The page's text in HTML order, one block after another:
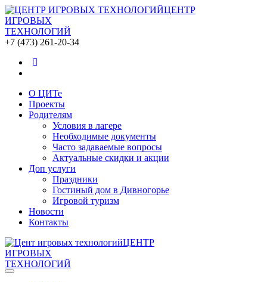
ЦЕНТР
ИГРОВЫХ
ТЕХНОЛОГИЙ
+7 (473) 261-20-34
О ЦИТе
Проекты
Родителям
Условия в лагере
Необходимые документы
Часто задаваемые вопросы
Актуальные скидки и акции
Доп услуги
Праздники
Гостиный дом в Дивногорье
Игровой туризм
Новости
Контакты
ЦЕНТР
ИГРОВЫХ
ТЕХНОЛОГИЙ